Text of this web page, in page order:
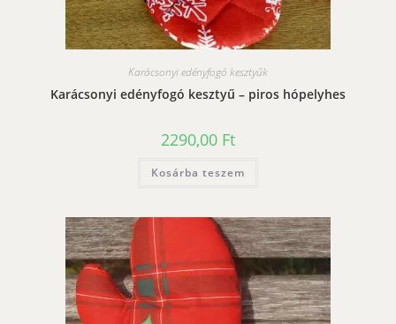
Karácsonyi edényfogó kesztyűk
Karácsonyi edényfogó kesztyű – piros hópelyhes
2290,00 Ft
Kosárba teszem